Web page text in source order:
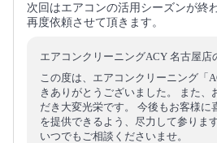
次回はエアコンの活用シーズンが終
再度依頼させて頂きます。
エアコンクリーニングACY 名古屋店
この度は、エアコンクリーニング「
きありがとうございました。 また、
だき大変光栄です。 今後もお客様に
を提供できるよう、尽力して参りま
いつでもご相談くださいませ。